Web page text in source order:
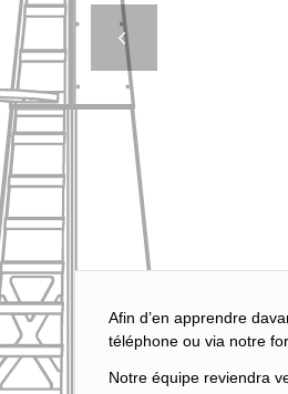
Afin d’en apprendre
téléphone ou via notre
Notre équipe reviendra